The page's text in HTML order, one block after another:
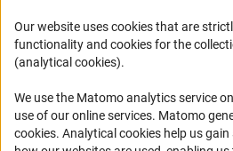
Органы управления
Задачи DFG
История DFG
Финансирование
Our website uses cookies that are
functionality and cookies for the
(analytical cookies).
We use the Matomo analytics service
use of our online services. Matomo
cookies(Anc
. Analytical cookies help us